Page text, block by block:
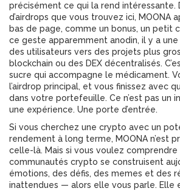
précisément ce qui la rend intéressante.
d’airdrops que vous trouvez ici, MOONA
bas de page, comme un bonus, un petit
ce geste apparemment anodin, il y a
des utilisateurs vers des projets plus
blockchain ou des DEX décentralisés.
sucre qui accompagne le médicament.
l’airdrop principal, et vous finissez avec
dans votre portefeuille. Ce n’est pas un
une expérience. Une porte d’entrée.
Si vous cherchez une crypto avec un
rendement à long terme, MOONA n’est
celle-là. Mais si vous voulez
communautés crypto se construisent
émotions, des défis, des memes et des
inattendues — alors elle vous parle. Elle